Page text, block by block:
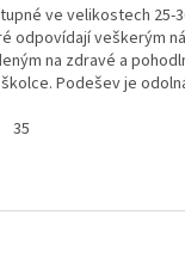
ve velikostech 25-
odpovídají veškerým
na zdravé a
Podešev je
35